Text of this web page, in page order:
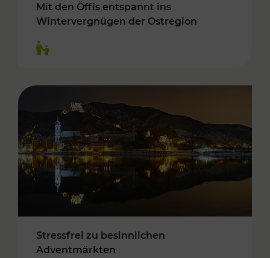
Mit den Öffis entspannt ins
Wintervergnügen der Ostregion
Stressfrei zu besinnlichen
Adventmärkten